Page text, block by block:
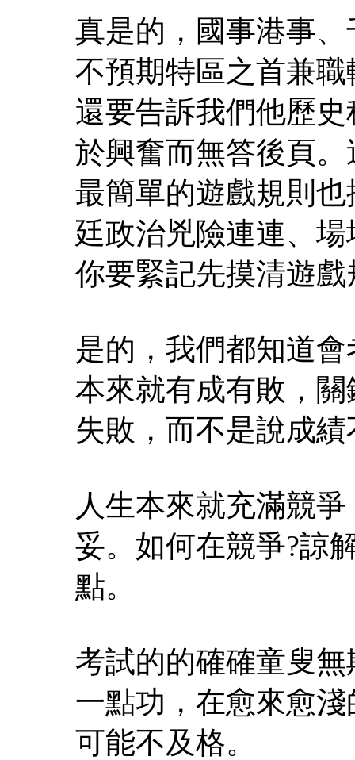
真是的，國事港事
不預期特區之首兼
還要告訴我們他歷
於興奮而無答後頁
最簡單的遊戲規則
廷政治兇險連連、
你要緊記先摸清遊
是的，我們都知道
本來就有成有敗，
失敗，而不是說成
人生本來就充滿競
妥。如何在競爭?諒
點。
考試的的確確童叟
一點功，在愈來愈淺
可能不及格。